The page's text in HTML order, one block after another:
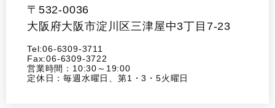
〒532-0036
大阪府大阪市淀川区三津屋中3丁目7-23
Tel:06-6309-3711
Fax:06-6309-3722
営業時間：10:30～19:00
定休日：毎週水曜日、第1・3・5火曜日